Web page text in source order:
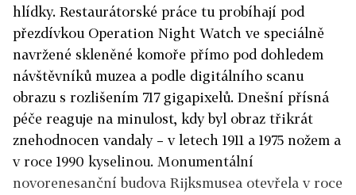
hlídky. Restaurátorské práce tu probíhají pod
přezdívkou Operation Night Watch ve speciálně
navržené skleněné komoře přímo pod dohledem
návštěvníků muzea a podle digitálního scanu
obrazu s rozlišením 717 gigapixelů. Dnešní přísná
péče reaguje na minulost, kdy byl obraz třikrát
znehodnocen vandaly – v letech 1911 a 1975 nožem a
v roce 1990 kyselinou. Monumentální
novorenesanční budova Rijksmusea otevřela v roce